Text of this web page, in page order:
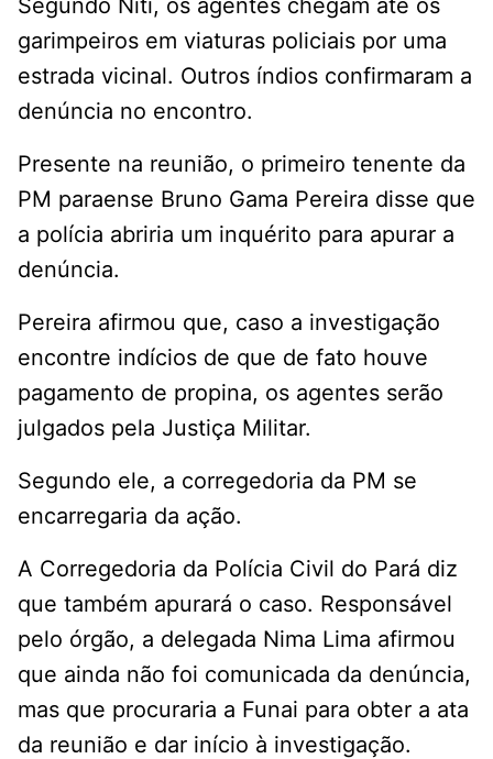
Segundo Niti, os agentes chegam até os
garimpeiros em viaturas policiais por uma
estrada vicinal. Outros índios confirmaram a
denúncia no encontro.
Presente na reunião, o primeiro tenente da
PM paraense Bruno Gama Pereira disse que
a polícia abriria um inquérito para apurar a
denúncia.
Pereira afirmou que, caso a investigação
encontre indícios de que de fato houve
pagamento de propina, os agentes serão
julgados pela Justiça Militar.
Segundo ele, a corregedoria da PM se
encarregaria da ação.
A Corregedoria da Polícia Civil do Pará diz
que também apurará o caso. Responsável
pelo órgão, a delegada Nima Lima afirmou
que ainda não foi comunicada da denúncia,
mas que procuraria a Funai para obter a ata
da reunião e dar início à investigação.